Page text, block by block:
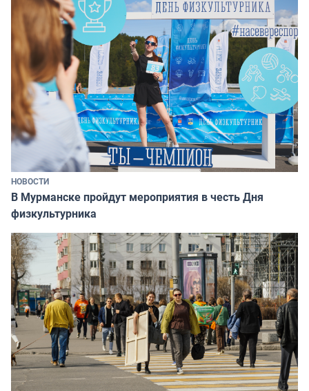
НОВОСТИ
В Мурманске пройдут мероприятия в честь Дня
физкультурника